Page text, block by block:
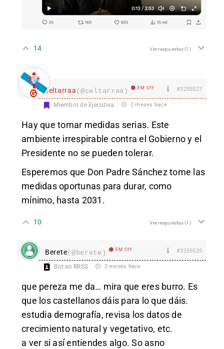
14 Ver respuestas(1)
celtarraa(@celtarraa) EM Off #3255527
Miembro de Ejecutiva 2 meses hace
Hay que tomar medidas serias. Este
ambiente irrespirable contra el Gobierno y el
Presidente no se pueden tolerar.
Esperemos que Don Padre Sánchez tome las
medidas oportunas para durar, como
mínimo, hasta 2031.
10 Ver respuestas(1)
Berete(@berete) EM Off #3255525
Bot en RRSS 2 meses hace
que pereza me da… mira que eres burro. Es
que los castellanos dáis para lo que dáis.
estudia demografía, revisa los datos de
crecimiento natural y vegetativo, etc.
a ver si así entiendes algo. So asno